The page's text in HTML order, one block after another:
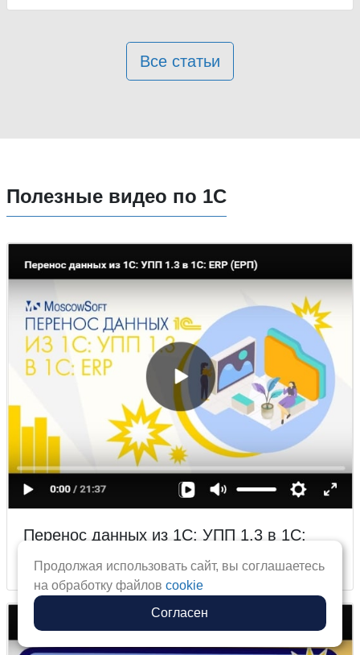
Все статьи
Полезные видео по 1С
Перенос данных из 1С: УПП 1.3 в 1С:
Продолжая использовать сайт, вы соглашаетесь
на обработку файловcookie
Согласен